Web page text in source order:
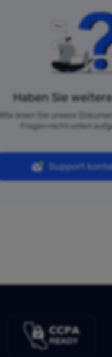
Haben Sie
Bitte lesen Sie unsere
Fragen nicht unten
Support